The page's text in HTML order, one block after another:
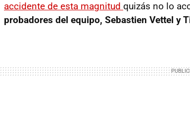
accidente de esta magnitud quizás no lo
probadores del equipo, Sebastien Vettel y